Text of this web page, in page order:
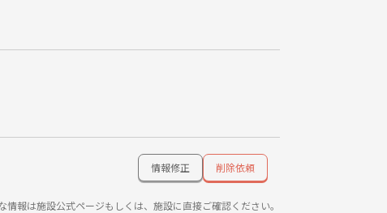
情報修正 削除依頼
報は施設公式ページもしくは、施設に直接ご確認ください。